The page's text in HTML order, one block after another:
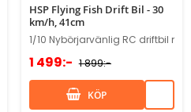
HSP Flying Fish Drift Bil - 30
km/h, 41cm
1/10 Nybörjarvänlig RC driftbil
1 499:- 1 899:-
KÖP